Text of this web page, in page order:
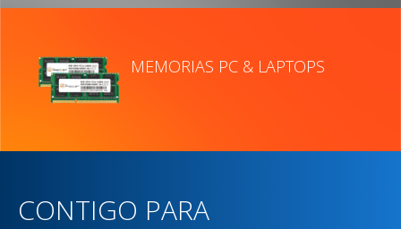
MEMORIAS PC & LAPTOPS
CONTIGO PARA